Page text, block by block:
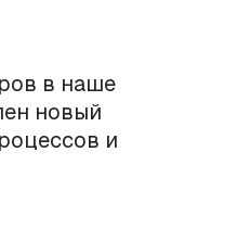
в наше
новый
и